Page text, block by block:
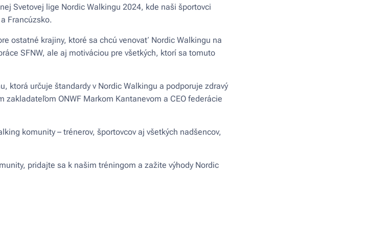
Svetovej lige Nordic Walkingu 2024, kde naši športovci
Francúzsko.
ostatné krajiny, ktoré sa chcú venovať Nordic Walkingu na
SFNW, ale aj motiváciou pre všetkých, ktorí sa tomuto
ktorá určuje štandardy v Nordic Walkingu a podporuje zdravý
ONWF Markom Kantanevom a CEO federácie
komunity – trénerov, športovcov aj všetkých nadšencov,
pridajte sa k našim tréningom a zažite výhody Nordic